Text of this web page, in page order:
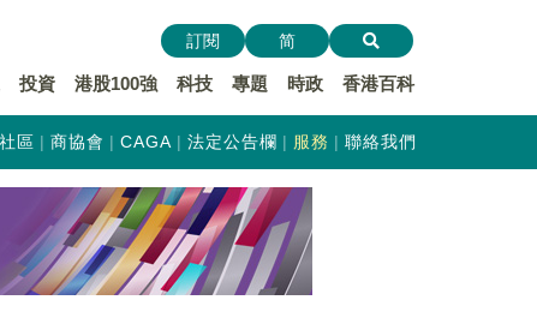
投資 港股100強 科技 專題 時政 香港百科
訂閱 简
社區 商協會 CAGA 法定公告欄 服務 聯絡我們